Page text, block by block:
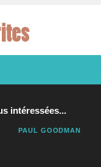
intéressées...
PAUL GOODMAN